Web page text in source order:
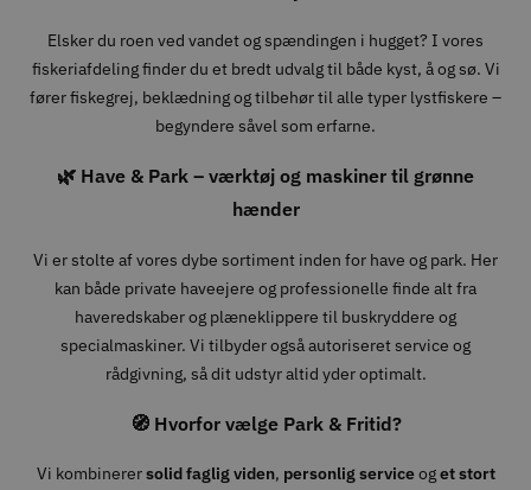
Elsker du roen ved vandet og spændingen i hugget? I vores
fiskeriafdeling finder du et bredt udvalg til både kyst, å og sø. Vi
fører fiskegrej, beklædning og tilbehør til alle typer lystfiskere –
begyndere såvel som erfarne.
🌿 Have & Park – værktøj og maskiner til grønne
hænder
Vi er stolte af vores dybe sortiment inden for have og park. Her
kan både private haveejere og professionelle finde alt fra
haveredskaber og plæneklippere til buskryddere og
specialmaskiner. Vi tilbyder også autoriseret service og
rådgivning, så dit udstyr altid yder optimalt.
🧭 Hvorfor vælge Park & Fritid?
Vi kombinerersolid faglig viden, personlig serviceoget stort